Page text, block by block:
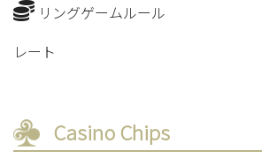
リングゲームルール
レート
Casino Chips